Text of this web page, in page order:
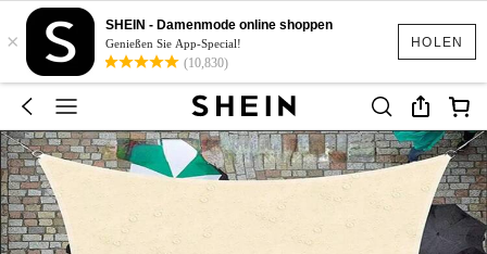
HOLEN
×
SHEIN - Damenmode online shoppen
Genießen Sie App-Special!
(10,830)